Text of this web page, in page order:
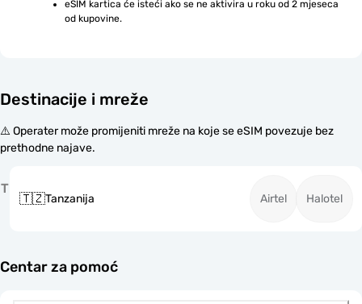
eSIM kartica će isteći ako se ne aktivira u roku od 2 mjeseca
od kupovine.
Destinacije i mreže
⚠️ Operater može promijeniti mreže na koje se eSIM povezuje bez
prethodne najave.
T
🇹🇿Tanzanija Airtel Halotel
Centar za pomoć